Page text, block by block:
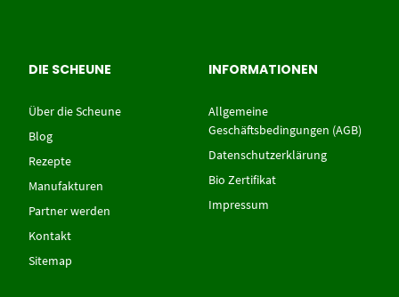
DIE SCHEUNE
Über die Scheune
Blog
Rezepte
Manufakturen
Partner werden
Kontakt
Sitemap
INFORMATIONEN
Allgemeine
Geschäftsbedingungen (AGB)
Datenschutzerklärung
Bio Zertifikat
Impressum